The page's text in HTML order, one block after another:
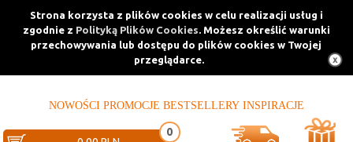
Strona korzysta z plików cookies w celu realizacji usług i
zgodnie z Polityką Plików Cookies. Możesz określić warunki
przechowywania lub dostępu do plików cookies w Twojej
przeglądarce.
NOWOŚCI PROMOCJE BESTSELLERY INSPIRACJE
0